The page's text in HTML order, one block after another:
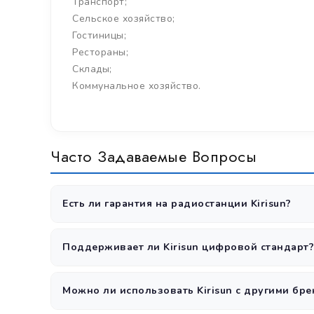
Сельское хозяйство;
Гостиницы;
Рестораны;
Склады;
Коммунальное хозяйство.
Часто Задаваемые Вопросы
Есть ли гарантия на радиостанции Kirisun?
Поддерживает ли Kirisun цифровой стандарт?
Можно ли использовать Kirisun с другими